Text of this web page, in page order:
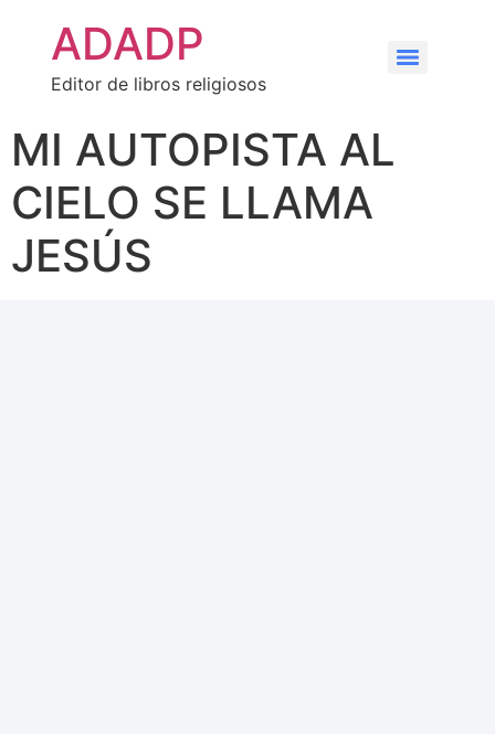
ADADP
Editor de libros religiosos
MI AUTOPISTA AL
CIELO SE LLAMA
JESÚS